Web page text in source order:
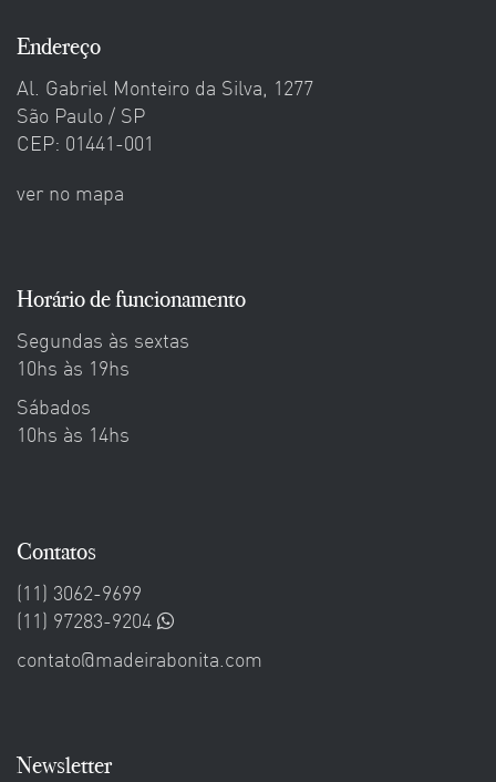
Endereço
Al. Gabriel Monteiro da Silva, 1277
São Paulo / SP
CEP: 01441-001
ver no mapa
Horário de funcionamento
Segundas às sextas
10hs às 19hs
Sábados
10hs às 14hs
Contatos
(11) 3062-9699
(11) 97283-9204
contato@madeirabonita.com
Newsletter